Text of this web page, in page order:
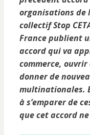
organisations de
collectif Stop
France publient
accord qui va
commerce,
donner de
multinationales.
à s’emparer de
que cet accord